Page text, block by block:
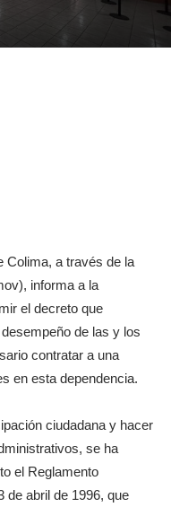
Colima, a través de la
informa a la
el decreto que
de las y los
contratar a una
en esta dependencia.
ciudadana y hacer
se ha
el Reglamento
de abril de 1996, que